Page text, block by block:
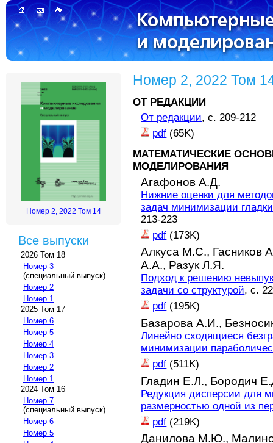
Номер 2, 2022 Том 14
Все выпуски
2026 Том 18
Номер 3
(специальный выпуск)
Номер 2
Номер 1
2025 Том 17
Номер 6
Номер 5
Номер 4
Номер 3
Номер 2
Номер 1
2024 Том 16
Номер 7
(специальный выпуск)
Номер 6
Номер 5
Номер 2, 2022 Том
ОТ РЕДАКЦИИ
От редакции, с. 209-212
pdf (65K)
МАТЕМАТИЧЕСКИЕ
МОДЕЛИРОВАНИЯ
Агафонов А.Д.
Нижние оценки для
задач минимизации
213-223
pdf (173K)
Алкуса М.С., Гасников
А.А., Разук Л.Я.
Подход к решению
задачи со структурой, с.
pdf (195K)
Базарова А.И.,
Линейно сходящиеся
минимизации
pdf (511K)
Гладин Е.Л., Бородич
Редукция дисперсии для
размерностью одной из
pdf (219K)
Данилова М.Ю.,